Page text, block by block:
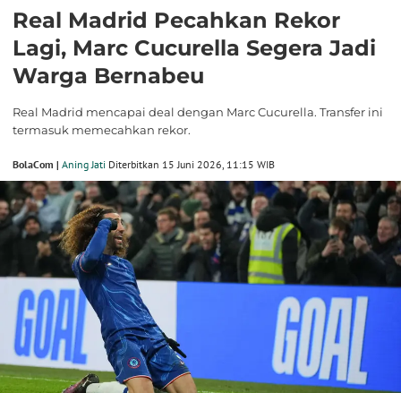
Real Madrid Pecahkan Rekor
Lagi, Marc Cucurella Segera Jadi
Warga Bernabeu
Real Madrid mencapai deal dengan Marc Cucurella. Transfer ini
termasuk memecahkan rekor.
BolaCom | Aning Jati Diterbitkan 15 Juni 2026, 11:15 WIB